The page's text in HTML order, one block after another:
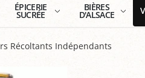
ÉPICERIE
SUCRÉE
BIÈRES
D'ALSACE
Récoltants Indépendants